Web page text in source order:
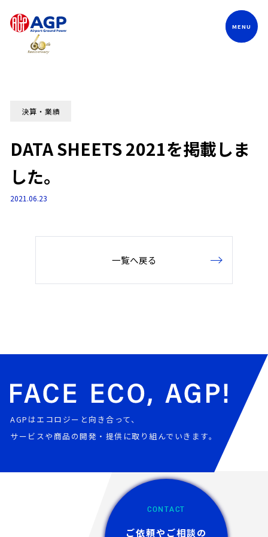
決算・業績
DATA SHEETS 2021を掲載しま
した。
2021.06.23
一覧へ戻る
AGPはエコロジーと向き合って、
サービスや商品の開発・提供に取り組んでいきます。
CONTACT
ご依頼やご相談の